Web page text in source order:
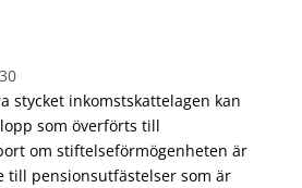
stycket inkomstskattelagen kan
som överförts till
om stiftelseförmögenheten är
pensionsutfästelser som är